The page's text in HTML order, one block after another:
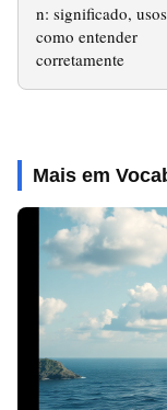
n: significado,
como entender
corretamente
Mais em